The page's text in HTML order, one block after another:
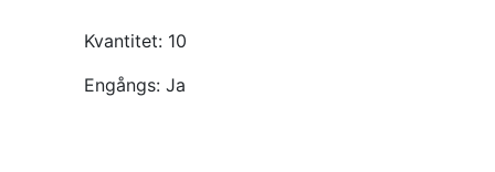
Kvantitet: 10
Engångs: Ja